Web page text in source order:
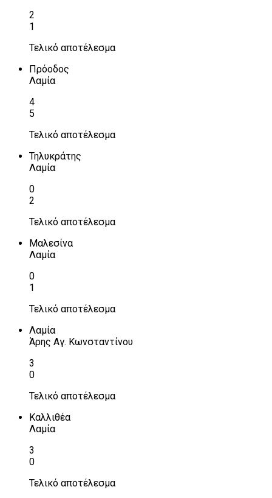
2
1
Τελικό αποτέλεσμα
Πρόοδος
Λαμία
4
5
Τελικό αποτέλεσμα
Τηλυκράτης
Λαμία
0
2
Τελικό αποτέλεσμα
Μαλεσίνα
Λαμία
0
1
Τελικό αποτέλεσμα
Λαμία
Άρης Αγ. Κωνσταντίνου
3
0
Τελικό αποτέλεσμα
Καλλιθέα
Λαμία
3
0
Τελικό αποτέλεσμα